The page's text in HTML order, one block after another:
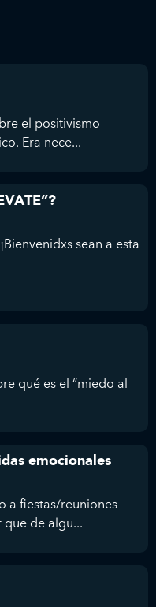
el positivismo
Era nece...
sean a esta
qué es el “miedo al
emocionales
a fiestas/reuniones
de algu...